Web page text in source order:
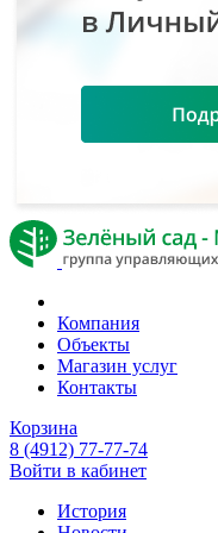
Компания
Объекты
Магазин услуг
Контакты
Корзина
8 (4912) 77-77-74
Войти в кабинет
История